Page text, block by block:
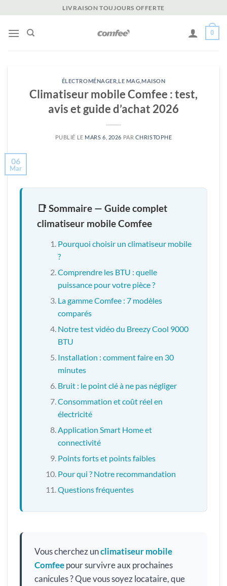
au
contenu
LIVRAISON TOUJOURS OFFERTE
0
ÉLECTROMÉNAGER ,LE MAG MAISON
Climatiseur mobile Comfee : test,
avis et guide d’achat 2026
PUBLIÉ LE MARS 6, 2026 PAR CHRISTOPHE
06
Mar
📑 Sommaire — Guide complet
climatiseur mobile Comfee
Pourquoi choisir un climatiseur mobile
?
Comprendre les BTU : quelle
puissance pour votre pièce ?
La gamme Comfee : 7 modèles
comparés
Notre test vidéo du Breezy Cool 9000
BTU
Installation : comment faire en 30
minutes
Bruit : le point clé à ne pas négliger
Consommation et coût réel en
électricité
Application Smart Home et
connectivité
Points forts et points faibles
Pour qui ? Notre recommandation
Questions fréquentes
Vous cherchez unclimatiseur mobile
Comfeepour survivre aux prochaines
canicules ? Que vous soyez locataire, que